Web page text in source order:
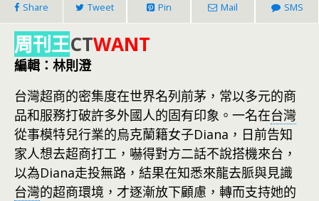
Share Tweet Pin Mail SMS
周刊王CTWANT
編輯：林則澄
台灣超商的密集度在世界名列前茅，常以多元的商
品和服務打破許多外國人的固有印象。一名在台灣
從事模特兒行業的烏克蘭籍女子Diana，日前告知
家人想去超商打工，嚇得對方二話不說搭機來台，
以為Diana走投無路，結果在知悉來龍去脈與見識
台灣的超商環境，才逐漸放下顧慮，轉而支持她的